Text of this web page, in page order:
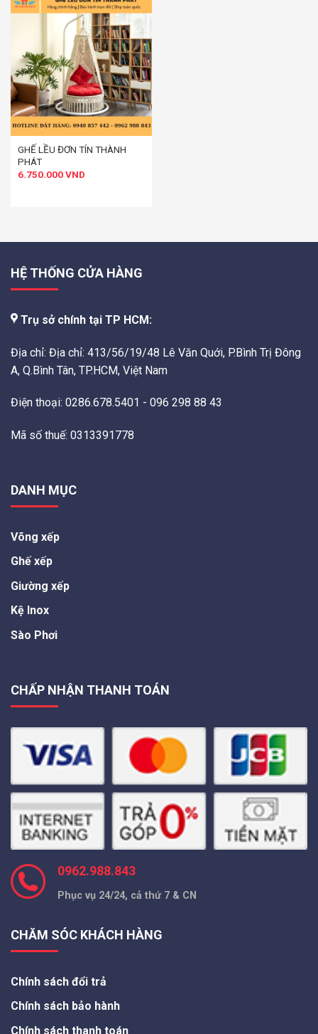
GHẾ LỀU ĐƠN TÍN THÀNH
PHÁT
6.750.000VND
HỆ THỐNG CỬA HÀNG
Trụ sở chính tại TP HCM:
Địa chỉ: Địa chỉ: 413/56/19/48 Lê Văn Quới, P.Bình Trị Đông
A, Q.Bình Tân, TP.HCM, Việt Nam
Điện thoại: 0286.678.5401 - 096 298 88 43
Mã số thuế: 0313391778
DANH MỤC
Võng xếp
Ghế xếp
Giường xếp
Kệ Inox
Sào Phơi
CHẤP NHẬN THANH TOÁN
0962.988.843
Phục vụ 24/24, cả thứ 7 & CN
CHĂM SÓC KHÁCH HÀNG
Chính sách đổi trả
Chính sách bảo hành
Chính sách thanh toán